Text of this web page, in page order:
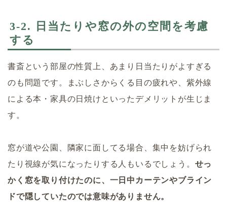
3-2. 日当たりや窓の外の空間を考慮
する
書斎という部屋の性質上、あまり日当たりがよすぎる
のも問題です。まぶしさからくる目の疲れや、紫外線
による本・家具の日焼けといったデメリットが生じま
す。
窓が道や公園、隣家に面してる場合、集中を妨げられ
たり視線が気になったりする人もいるでしょう。 せっ
かく窓を取り付けたのに、一日中カーテンやブライン
ドで隠していたのでは意味がありません。